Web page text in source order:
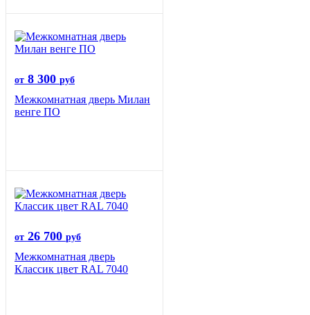
от 8 300 руб
Межкомнатная дверь Милан
венге ПО
от 26 700 руб
Межкомнатная дверь
Классик цвет RAL 7040